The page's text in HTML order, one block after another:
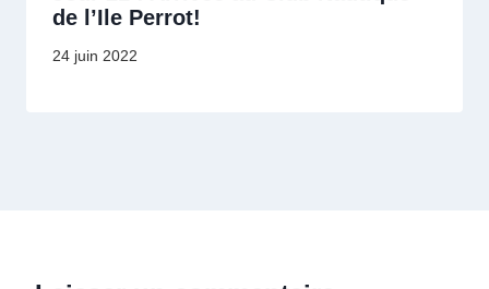
de l’Ile Perrot!
24 juin 2022